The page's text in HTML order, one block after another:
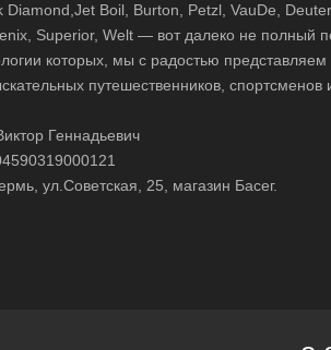
Boil, Burton, Petzl, VauDe,
Superior, Welt — вот далеко не полный
которых, мы с радостью представляем
путешественников,
Геннадьевич
ул.Советская, 25, магазин Басег.